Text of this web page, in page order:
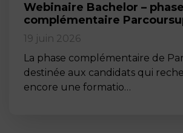
Webinaire Bachelor – phase
complémentaire
19 juin 2026
La phase complémentaire de
destinée aux candidats qui
encore une formatio…